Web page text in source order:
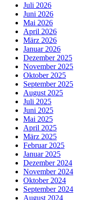
Juli 2026
Juni 2026
Mai 2026
April 2026
März 2026
Januar 2026
Dezember 2025
November 2025
Oktober 2025
September 2025
August 2025
Juli 2025
Juni 2025
Mai 2025
April 2025
März 2025
Februar 2025
Januar 2025
Dezember 2024
November 2024
Oktober 2024
September 2024
August 2024